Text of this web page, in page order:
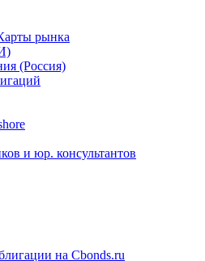
на сумму GBP 350 млн
рынка
(Россия)
и юр. консультантов